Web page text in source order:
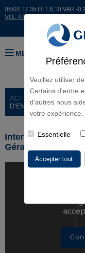
Veuillez utiliser
Certains d'entre
d'autres nous
votre expérience.
Essentielle
06/08 17:35 ULT:8,10 VAR:-
VOL:47811
MENU
ACTIONNAIRES E
D'ENTREPRISES
Interview de José
Gérant Général